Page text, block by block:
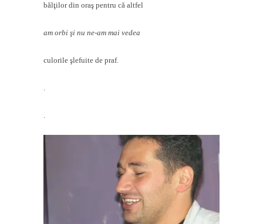
bălţilor din oraş pentru că altfel
am orbi şi nu ne-am mai vedea
culorile şlefuite de praf.
.
.